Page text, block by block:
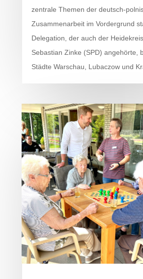
zentrale Themen der deutsch-
Zusammenarbeit im Vordergrund
Delegation, der auch der
Sebastian Zinke (SPD) angehörte,
Städte Warschau, Lubaczow und